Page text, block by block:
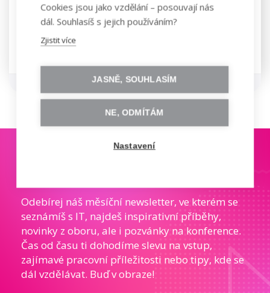
Podpořte s námi vzdělávání žen a mládeže v
oblasti IT.
Odebírej náš měsíční newsletter, ve kterém se
seznámíš s IT, najdeš inspirativní příběhy,
novinky z oboru, ale i pozvánky na konference.
Čas od času ti dohodíme slevu na vstup,
zajímavé pracovní příležitosti nebo tipy, kde se
dál vzdělávat. Buď v obraze!
Cookies jsou jako vzdělání – posouvají nás
dál. Souhlasíš s jejich používáním?
Zjistit více
JASNĚ, SOUHLASÍM
NE, ODMÍTÁM
Nastavení